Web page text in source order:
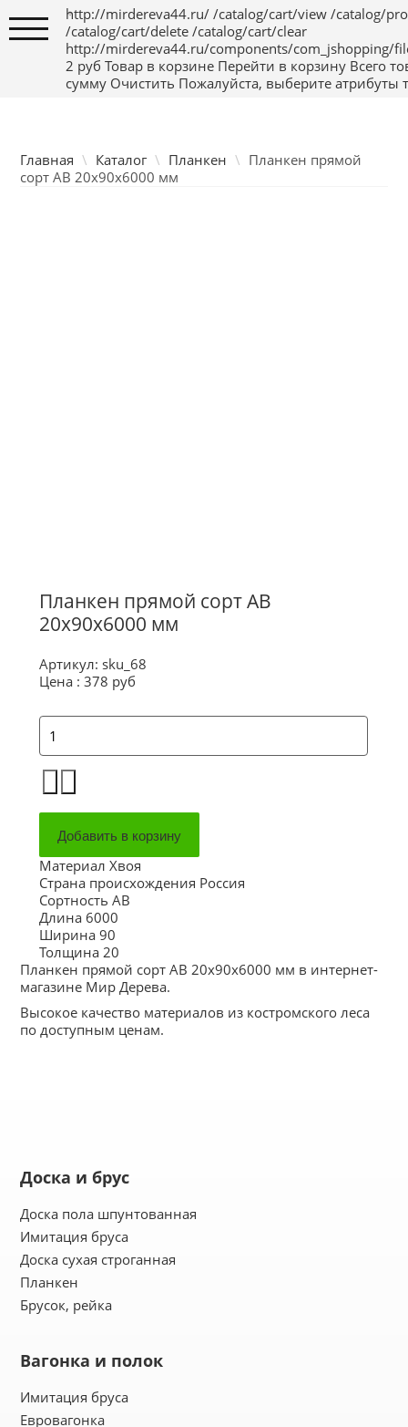
TPL_PROTOSTAR_TOGGLE_MENU
Главная
http://mirdereva44.ru/ /catalog/cart/view /catalog/
/catalog/cart/delete /catalog/cart/clear
http://mirdereva44.ru/components/com_jshopping/
2 руб Товар в корзине Перейти в корзину Всего
сумму Очистить Пожалуйста, выберите атрибуты
Главная \ Каталог \ Планкен \ Планкен прямой
сорт АВ 20x90x6000 мм
Планкен прямой сорт АВ
20x90x6000 мм
Артикул: sku_68
Цена : 378 руб
Материал Хвоя
Страна происхождения Россия
Сортность АВ
Длина 6000
Ширина 90
Толщина 20
Планкен прямой сорт АВ 20x90x6000 мм в интернет-
магазине Мир Дерева.
Высокое качество материалов из костромского леса
по доступным ценам.
Доска и брус
Доска пола шпунтованная
Имитация бруса
Доска сухая строганная
Планкен
Брусок, рейка
Вагонка и полок
Имитация бруса
Евровагонка